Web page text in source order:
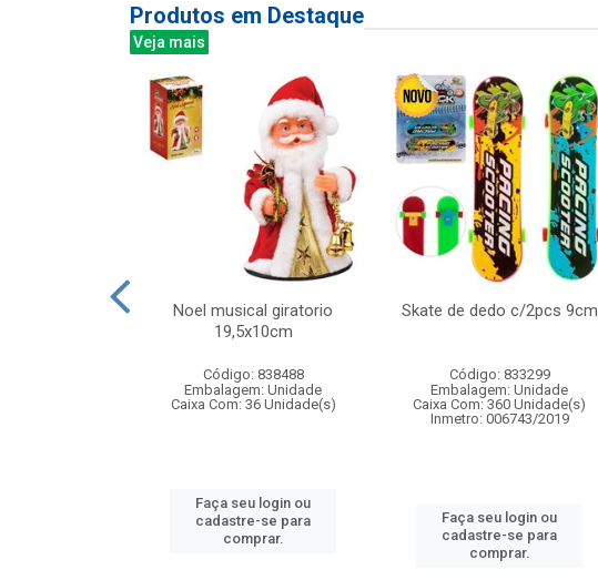
Produtos em Destaque
Veja mais
Noel musical giratorio
19,5x10cm
Código: 838488
Embalagem: Unidade
Caixa Com: 36 Unidade(s)
Faça seu login ou
cadastre-se para
comprar.
Skate de dedo c/2pcs 9cm
Código: 833299
Embalagem: Unidade
Caixa Com: 360 Unidade(s)
Inmetro: 006743/2019
Faça seu login ou
cadastre-se para
comprar.